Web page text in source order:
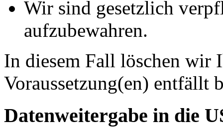
Wir sind gesetzlich
aufzubewahren.
In diesem Fall löschen wir
Voraussetzung(en) entfällt
Datenweitergabe in die